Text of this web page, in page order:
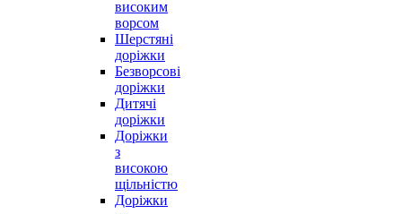
високим
ворсом
Шерстяні
доріжки
Безворсові
доріжки
Дитячі
доріжки
Доріжки
з
високою
щільністю
Доріжки